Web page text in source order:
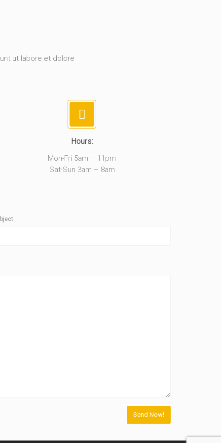
ut labore et dolore
Hours:
Mon-Fri 5am – 11pm
Sat-Sun 3am – 8am